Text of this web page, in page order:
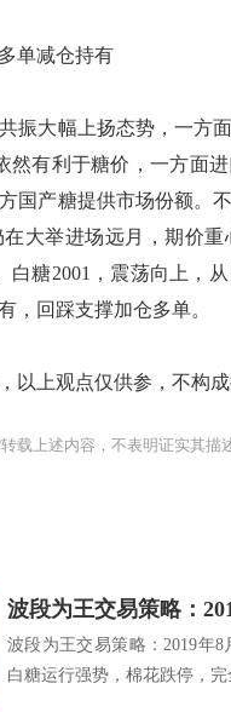
单减仓持有
大幅上扬态势，一方面
然有利于糖价，一方面
国产糖提供市场份额。
大举进场远月，期价
白糖2001，震荡向上，
，回踩支撑加仓多单。
上观点仅供参，不构成
载上述内容，不表明证实其
波段为王交易策略：
波段为王交易策略：2019年8
白糖运行强势，棉花跌停，